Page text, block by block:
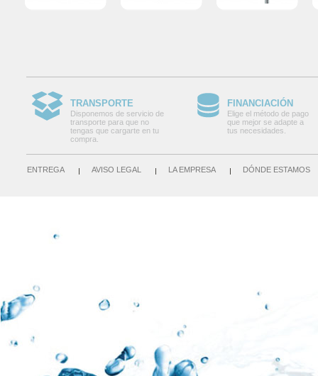
TRANSPORTE
Disponemos de servicio de
transporte para que no
tengas que cargarte en tu
compra.
FINANCIACIÓN
Elige el método de pago
que mejor se adapte a
tus necesidades.
ENTREGA AVISO LEGAL LA EMPRESA DÓNDE ESTAMOS